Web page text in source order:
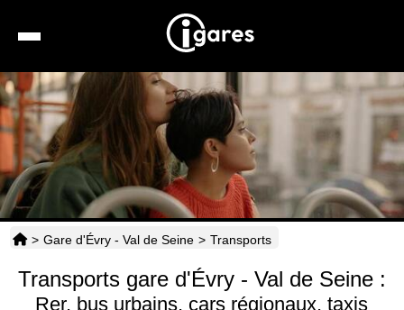
Recherche
Location de voiture
Hôtels
Taxis
Transports
Horaires
> Gare d'Évry - Val de Seine > Transports
Transports gare d'Évry - Val de Seine :
Rer, bus urbains, cars régionaux, taxis